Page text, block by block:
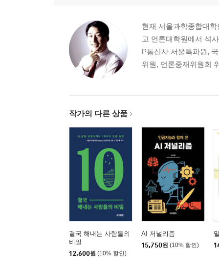
전쟁을 반대한 평화주의자/ 협박과 회유, 투옥과 고
시대의 양심, 전쟁 속에 지다
02 인터뷰의 달인, 오리아나 팔라치
기자들이 가장 부러워하는 기자/ 세계적인 기자의
02 어떤 것이 뉴스가 될 수 있을까요?
04 신문 기자와 방송 기자 중 어느 쪽이 더 인기 있
05 신문은 어떻게 만들어지나요?
06 TV 뉴스는 어떻게 만들어지나요?
07 TV 광고는 어떻게 만들어지나요?
08 인터넷 신문, 뉴스 통신사는 무엇인가요?
09 신문 방송학에서는 무얼 배우나요?
10 신문 방송학을 공부하면 나중에 무엇이 될 수 있
현재 서울과학종합대
교 언론대학원에서 석
P통신사 서울특파원,
위원, 언론중재위원회
작가의 다른 상품
결국 해내는 사람들의
비밀
12,600원 (10% 할인)
AI 저널리즘
15,750원 (10% 할인)